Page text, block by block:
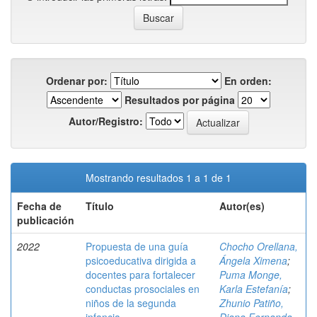
Ordenar por:
En orden:
Resultados por página
Autor/Registro:
Mostrando resultados 1 a 1 de 1
Fecha de
publicación
Título Autor(es)
2022
Propuesta de una guía
psicoeducativa dirigida a
docentes para fortalecer
conductas prosociales en
niños de la segunda
Chocho Orellana,
Ángela Ximena;
Puma Monge,
Karla Estefanía;
Zhunio Patiño,